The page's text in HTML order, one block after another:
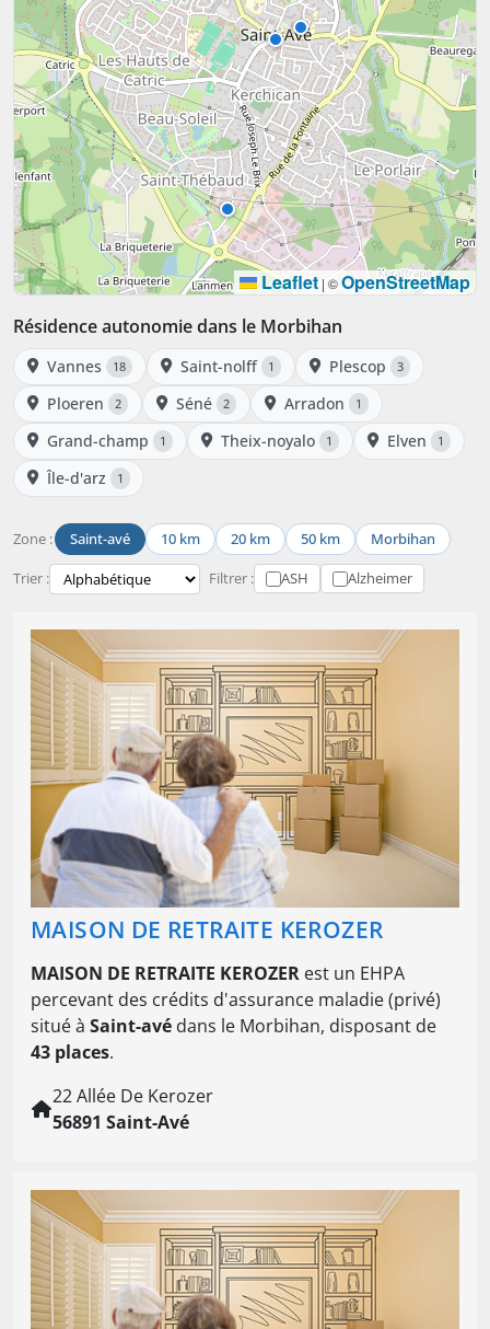
Leaflet | ©OpenStreetMap
Résidence autonomie dans le Morbihan
Vannes 18 Saint-nolff 1 Plescop 3
Ploeren 2 Séné 2 Arradon 1
Grand-champ 1 Theix-noyalo 1 Elven 1
Île-d'arz 1
Zone : Saint-avé 10 km 20 km 50 km Morbihan
Trier : Filtrer : ASH Alzheimer
MAISON DE RETRAITE KEROZER
MAISON DE RETRAITE KEROZER est un EHPA
percevant des crédits d'assurance maladie (privé)
situé à Saint-avé dans le Morbihan, disposant de
43 places.
22 Allée De Kerozer
56891 Saint-Avé